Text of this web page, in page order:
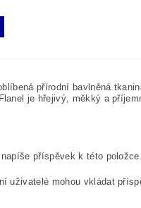
přírodní bavlněná
je hřejivý, měkký a
příspěvek k této položce.
uživatelé mohou vkládat